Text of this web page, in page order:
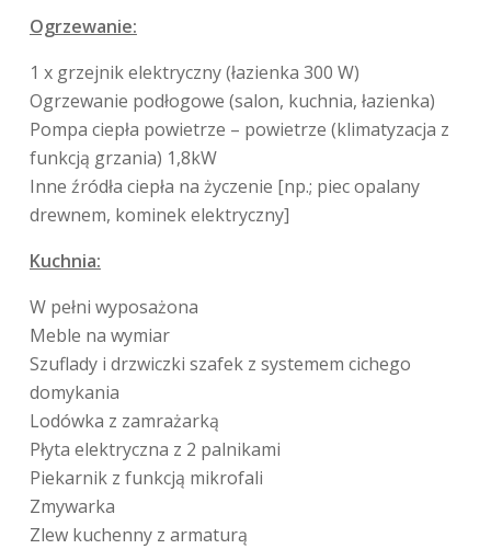
Ogrzewanie:
1 x grzejnik elektryczny (łazienka 300 W)
Ogrzewanie podłogowe (salon, kuchnia, łazienka)
Pompa ciepła powietrze – powietrze (klimatyzacja z
funkcją grzania) 1,8kW
Inne źródła ciepła na życzenie [np.; piec opalany
drewnem, kominek elektryczny]
Kuchnia:
W pełni wyposażona
Meble na wymiar
Szuflady i drzwiczki szafek z systemem cichego
domykania
Lodówka z zamrażarką
Płyta elektryczna z 2 palnikami
Piekarnik z funkcją mikrofali
Zmywarka
Zlew kuchenny z armaturą